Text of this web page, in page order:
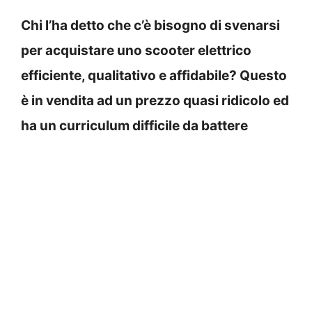
Chi l’ha detto che c’è bisogno di svenarsi
per acquistare uno scooter elettrico
efficiente, qualitativo e affidabile? Questo
è in vendita ad un prezzo quasi ridicolo ed
ha un curriculum difficile da battere